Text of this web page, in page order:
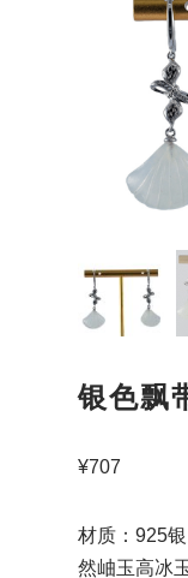
银色飘
¥707
材质：925
然岫玉高冰